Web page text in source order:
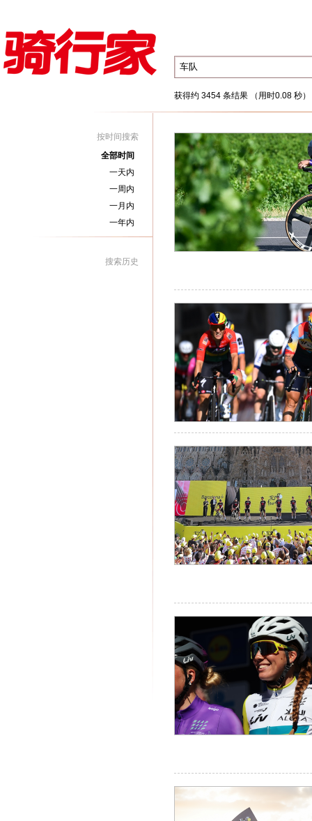
获得约 3454 条结果 （用时0.08 秒）
按时间搜索
全部时间
一天内
一周内
一月内
一年内
搜索历史